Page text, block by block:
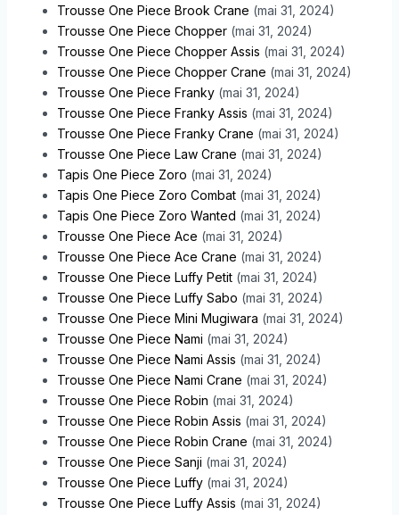
Trousse One Piece Brook Crane (mai 31, 2024)
Trousse One Piece Chopper (mai 31, 2024)
Trousse One Piece Chopper Assis (mai 31, 2024)
Trousse One Piece Chopper Crane (mai 31, 2024)
Trousse One Piece Franky (mai 31, 2024)
Trousse One Piece Franky Assis (mai 31, 2024)
Trousse One Piece Franky Crane (mai 31, 2024)
Trousse One Piece Law Crane (mai 31, 2024)
Tapis One Piece Zoro (mai 31, 2024)
Tapis One Piece Zoro Combat (mai 31, 2024)
Tapis One Piece Zoro Wanted (mai 31, 2024)
Trousse One Piece Ace (mai 31, 2024)
Trousse One Piece Ace Crane (mai 31, 2024)
Trousse One Piece Luffy Petit (mai 31, 2024)
Trousse One Piece Luffy Sabo (mai 31, 2024)
Trousse One Piece Mini Mugiwara (mai 31, 2024)
Trousse One Piece Nami (mai 31, 2024)
Trousse One Piece Nami Assis (mai 31, 2024)
Trousse One Piece Nami Crane (mai 31, 2024)
Trousse One Piece Robin (mai 31, 2024)
Trousse One Piece Robin Assis (mai 31, 2024)
Trousse One Piece Robin Crane (mai 31, 2024)
Trousse One Piece Sanji (mai 31, 2024)
Trousse One Piece Luffy (mai 31, 2024)
Trousse One Piece Luffy Assis (mai 31, 2024)